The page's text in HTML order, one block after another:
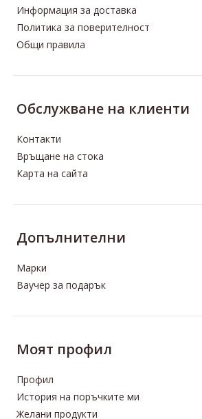
Информация за доставка
Политика за поверителност
Общи правила
Oбслужване на клиенти
Контакти
Връщане на стока
Карта на сайта
Допълнителни
Марки
Ваучер за подарък
Моят профил
Профил
История на поръчките ми
Желани продукти